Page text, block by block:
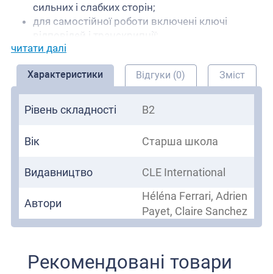
сильних і слабких сторін;
для самостійної роботи включені ключі
відповідей і транскрипції;
веб-книга, 100% онлайн;
аудіо та відео мультимедійний DVD із більш
ніж годинним записом звуку для усної
відео.
читати далі
Характеристики Відгуки (0) Зміст
Рівень складності B2
Вік Старша школа
Видавництво CLE International
Автори
Héléna Ferrari, Adrien
Payet, Claire Sanchez
Рекомендовані товари